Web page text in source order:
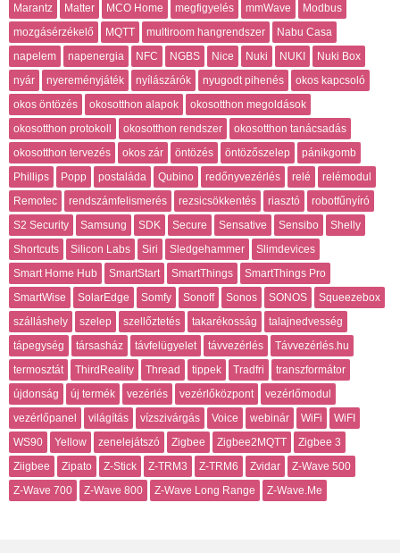
Marantz
Matter MCO Home megfigyelés mmWave
Modbus
mozgásérzékelő
MQTT multiroom hangrendszer
Nabu Casa
napelem
napenergia NFC NGBS Nice Nuki NUKI
Nuki Box
nyár
nyereményjáték nyílászárók nyugodt pihenés
okos kapcsoló
okos öntözés
okosotthon alapok
okosotthon megoldások
okosotthon protokoll
okosotthon rendszer
okosotthon tanácsadás
okosotthon tervezés
okos zár öntözés öntözőszelep
pánikgomb
Phillips
Popp postaláda Qubino redőnyvezérlés relé
relémodul
Remotec
rendszámfelismerés rezsicsökkentés riasztó
robotfűnyíró
S2 Security
Samsung SDK Secure Sensative Sensibo
Shelly
Shortcuts
Silicon Labs Siri Sledgehammer
Slimdevices
Smart Home Hub
SmartStart SmartThings
SmartThings Pro
SmartWise
SolarEdge Somfy Sonoff Sonos SONOS
Squeezebox
szálláshely
szelep szellőztetés takarékosság
talajnedvesség
tápegység
társasház távfelügyelet távvezérlés
Távvezérlés.hu
termosztát
ThirdReality Thread tippek Tradfri
transzformátor
újdonság
új termék vezérlés vezérlőközpont
vezérlőmodul
vezérlőpanel
világítás vízszivárgás Voice webinár WiFi
WiFI
WS90
Yellow zenelejátszó Zigbee Zigbee2MQTT
Zigbee 3
Ziigbee
Zipato Z-Stick Z-TRM3 Z-TRM6 Zvidar
Z-Wave 500
Z-Wave 700
Z-Wave 800 Z-Wave Long Range Z-Wave.Me